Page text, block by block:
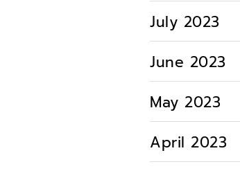
July 2023
June 2023
May 2023
April 2023